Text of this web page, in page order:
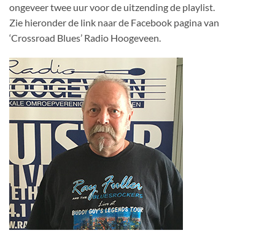
ongeveer twee uur voor de uitzending de playlist.
Zie hieronder de link naar de Facebook pagina van
‘Crossroad Blues’ Radio Hoogeveen.